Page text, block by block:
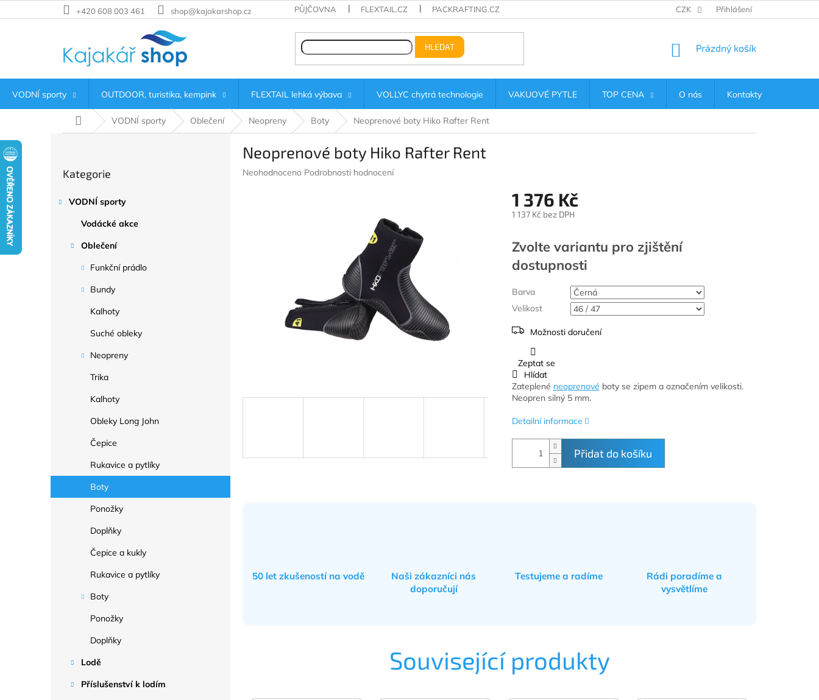
na
+420 608 003 461 shop@kajakarshop.cz PŮJČOVNA FLEXTAIL.CZ PACKRAFTING.CZ CZK Přihlášení
HLEDAT
NÁKUPNÍ
Prázdný košík
VODNÍ sporty OUTDOOR, turistika, kempink FLEXTAIL lehká výbava VOLLYC chytrá technologie VAKUOVÉ PYTLE TOP CENA O nás Kontakty
Domů VODNÍ sporty Oblečení Neopreny Boty Neoprenové boty Hiko Rafter Rent
kategorie
Kategorie
VODNÍ sporty
Vodácké akce
Oblečení
Funkční prádlo
Bundy
Kalhoty
Suché obleky
Neopreny
Trika
Kalhoty
Obleky Long John
Čepice
Rukavice a pytlíky
Boty
Ponožky
Doplňky
Čepice a kukly
Rukavice a pytlíky
Boty
Ponožky
Doplňky
Lodě
Příslušenství k lodím
Neoprenové boty Hiko Rafter Rent
Průměrné
Neohodnoceno Podrobnosti hodnocení
1 376 Kč
1 137 Kč bez DPH
cena:
Zvolte variantu
Barva
Velikost
Možnosti doručení
Přidat do košíku
Zateplené neoprenové boty se zipem a označením velikosti.
Neopren silný 5 mm.
Detailní informace
Zeptat se
Hlídat
50 let zkušeností na vodě
Naši zákazníci nás
doporučují
Testujeme a radíme
Rádi poradíme a
vysvětlíme
Související produkty